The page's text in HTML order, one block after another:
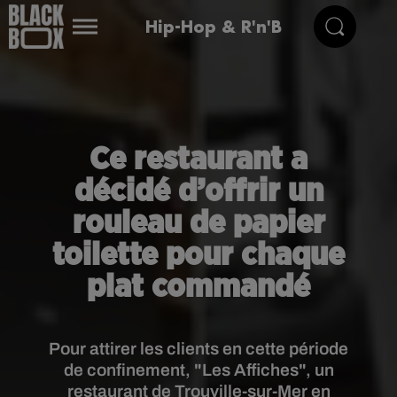
Hip-Hop & R'n'B
Ce restaurant a
décidé d’offrir un
rouleau de papier
toilette pour chaque
plat commandé
Pour attirer les clients en cette période
de confinement, "Les Affiches", un
restaurant de Trouville-sur-Mer en